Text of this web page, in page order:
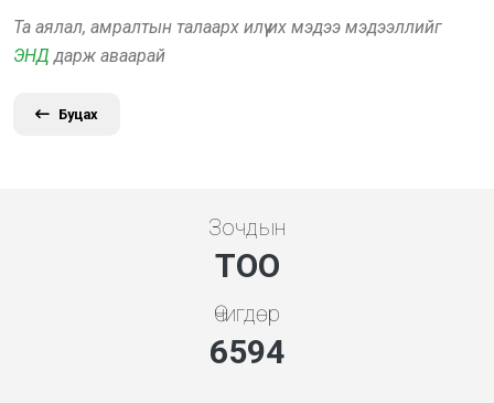
Та аялал, амралтын талаарх илүү их мэдээ мэдээллийг
ЭНД дарж аваарай
Буцах
Зочдын
ТОО
Өчигдөр
7608